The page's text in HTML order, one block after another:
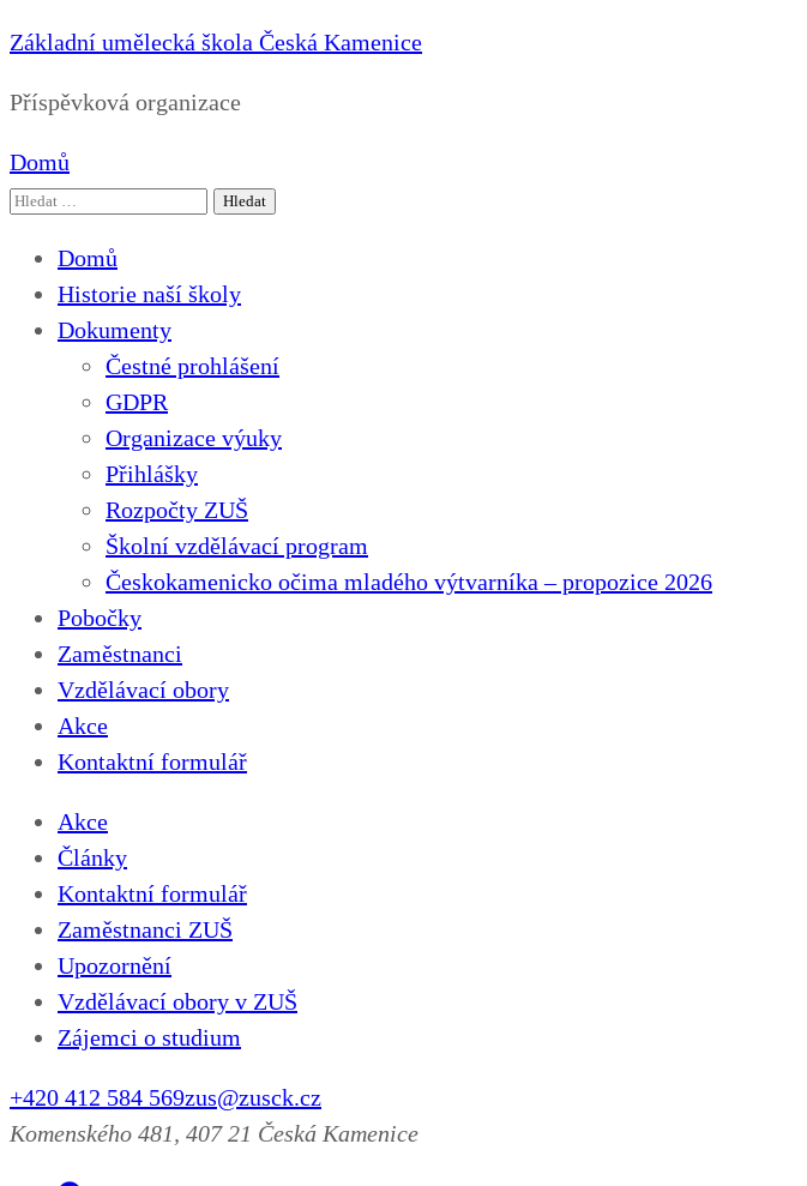
Základní umělecká škola Česká Kamenice
Příspěvková organizace
Domů
Vyhledávání
Domů
Historie naší školy
Dokumenty
Čestné prohlášení
GDPR
Organizace výuky
Přihlášky
Rozpočty ZUŠ
Školní vzdělávací program
Českokamenicko očima mladého výtvarníka – propozice 2026
Pobočky
Zaměstnanci
Vzdělávací obory
Akce
Kontaktní formulář
Akce
Články
Kontaktní formulář
Zaměstnanci ZUŠ
Upozornění
Vzdělávací obory v ZUŠ
Zájemci o studium
+420 412 584 569zus@zusck.cz
Komenského 481, 407 21 Česká Kamenice